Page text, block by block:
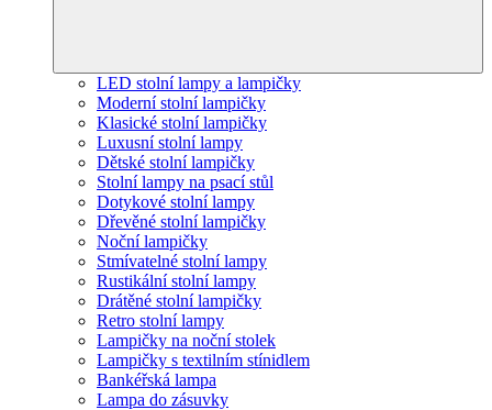
LED stolní lampy a lampičky
Moderní stolní lampičky
Klasické stolní lampičky
Luxusní stolní lampy
Dětské stolní lampičky
Stolní lampy na psací stůl
Dotykové stolní lampy
Dřevěné stolní lampičky
Noční lampičky
Stmívatelné stolní lampy
Rustikální stolní lampy
Drátěné stolní lampičky
Retro stolní lampy
Lampičky na noční stolek
Lampičky s textilním stínidlem
Bankéřská lampa
Lampa do zásuvky